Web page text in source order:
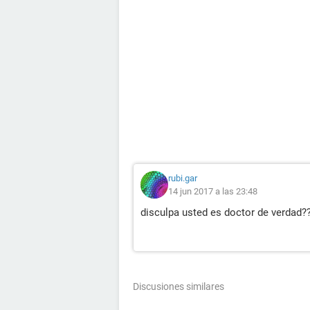
rubi.gar
14 jun 2017 a las 23:48
disculpa usted es doctor de
Discusiones similares